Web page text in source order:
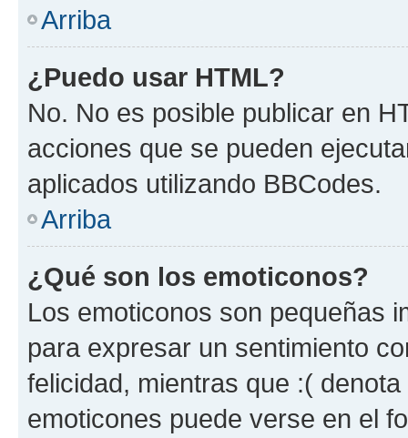
Arriba
¿Puedo usar HTML?
No. No es posible publicar en
acciones que se pueden
aplicados utilizando BBCodes.
Arriba
¿Qué son los emoticonos?
Los emoticonos son pequeñas
para expresar un sentimiento
felicidad, mientras que :(
emoticones puede verse en el